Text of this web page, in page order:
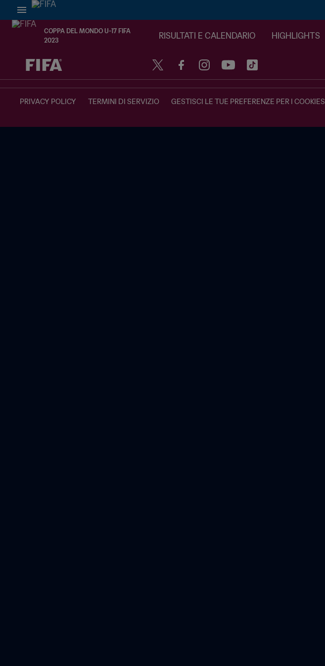
COPPA DEL MONDO U-17 FIFA
2023
RISULTATI E CALENDARIO HIGHLIGHTS
TBD contro TBD
PRIVACY POLICY TERMINI DI SERVIZIO GESTISCI LE TUE PREFERENZE PER I COOKIES